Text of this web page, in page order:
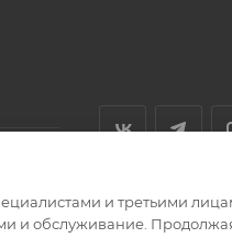
и третьими
и обслуживание.